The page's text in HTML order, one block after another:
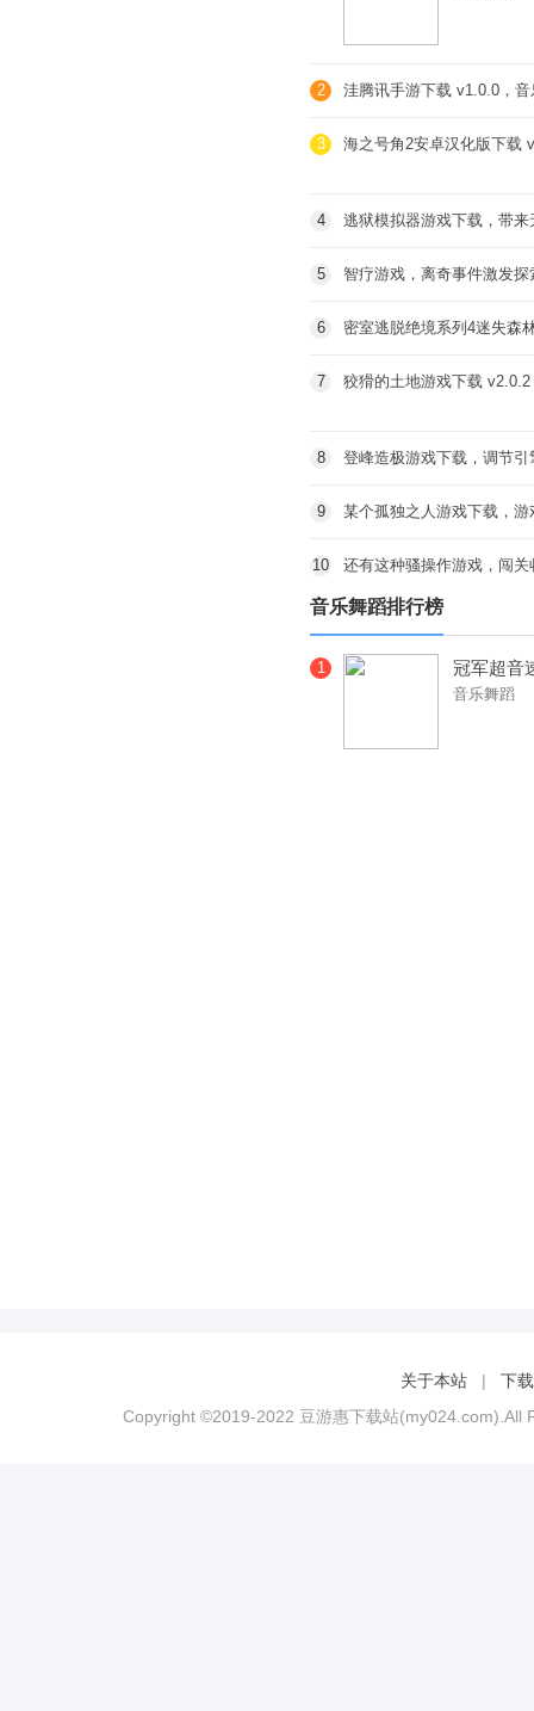
洼腾讯手游下载 v1.0.0，
2
海之号角2安卓汉化版下载
3
逃狱模拟器游戏下载，带
4
智疗游戏，离奇事件激发
5
密室逃脱绝境系列4迷失森
6
狡猾的土地游戏下载
7
登峰造极游戏下载，调节
8
某个孤独之人游戏下载，
9
还有这种骚操作游戏，闯关
10
音乐舞蹈排行榜
冠军超音
挑，玩法
音乐舞蹈
1
关于本站 |
下
Copyright ©2019-2022 豆游惠下载站(my024.com).All